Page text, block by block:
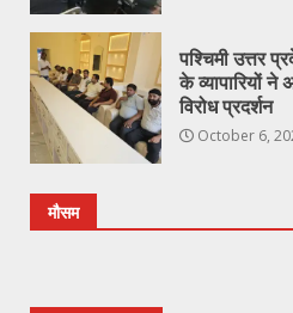
पश्चिमी उत्तर
के व्यापारियों ने
विरोध प्रदर्शन
October 6,
मौसम